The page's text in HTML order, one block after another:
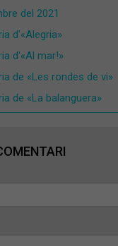
del 2021
d'«Alegria»
d'«Al mar!»
de «Les rondes de vi»
de «La balanguera»